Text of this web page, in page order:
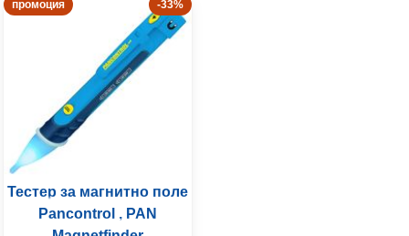
промоция -33%
Тестер за магнитно поле
Pancontrol , PAN